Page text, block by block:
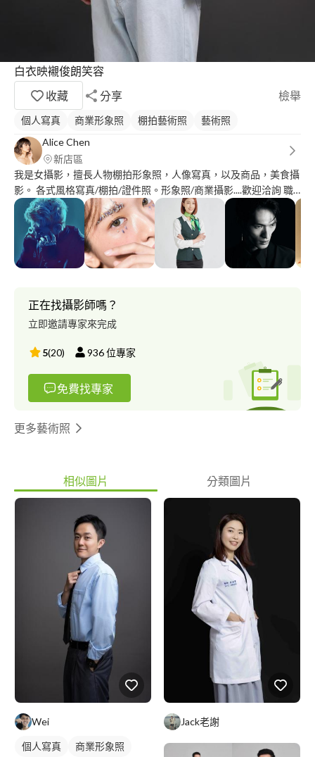
白衣映襯俊朗笑容
收藏
分享 檢舉
個人寫真 商業形象照 棚拍藝術照
藝術照
Alice Chen
新店區
我是女攝影，擅長人物棚拍形象照，人像寫真，以及商品，美食攝
影。 各式風格寫真/棚拍/證件照。形象照/商業攝影....歡迎洽詢 職
業形象照。棚拍 https://instagram.com/alice.photo.focus 人物攝
影。寫真 https://instagram.com/alice.chen8010 時尚人物。風格
形象照。棚拍 https://instagram.com/alice8010.pic 食物。商品攝
影 https://instagram.com/alicephoto52
正在找攝影師嗎？
立即邀請專家來完成
5(20) 936位專家
免費找專家
更多藝術照
相似圖片 分類圖片
Wei
個人寫真 商業形象照
Jack老謝